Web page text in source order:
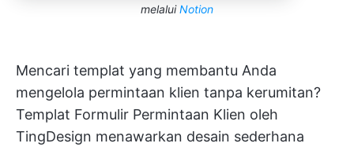
melaluiNotion
Mencari templat yang membantu Anda
mengelola permintaan klien tanpa kerumitan?
Templat Formulir Permintaan Klien oleh
TingDesign menawarkan desain sederhana